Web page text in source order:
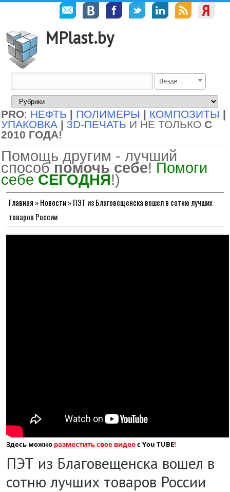
MPlast.by
Везде
PRO: НЕФТЬ | ПОЛИМЕРЫ | КОМПОЗИТЫ |
УПАКОВКА | 3D-ПЕЧАТЬ И НЕ ТОЛЬКО С
2010 ГОДА!
Помощь другим - лучший
способ помочь себе! Помоги
себе СЕГОДНЯ!)
Главная »Новости»ПЭТ из Благовещенска вошел в сотню лучших
товаров России
Здесь можно разместить свое видеос You TUBE!
ПЭТ из Благовещенска вошел в
сотню лучших товаров России